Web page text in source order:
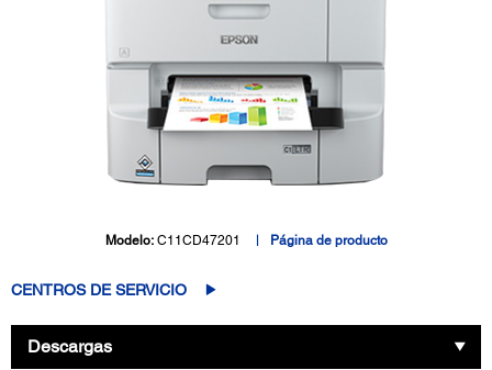
Modelo: C11CD47201 Página de producto
CENTROS DE SERVICIO
Descargas